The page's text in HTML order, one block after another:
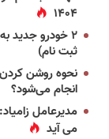
۱۴۰۴
۲ خودرو جدید
ثبت نام)
نحوه روشن
انجام می‌شود؟
مدیرعامل
می آید